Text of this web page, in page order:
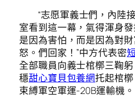
“志愿軍義士們，內陸
室看到這一幕，氣得渾身
是因為害怕，而是因為對
怒。們回家！”中方代表密
全部職員向義士棺槨三鞠
穩甜心寶貝包養網托起棺
束縛軍空軍運-20B運輸機。